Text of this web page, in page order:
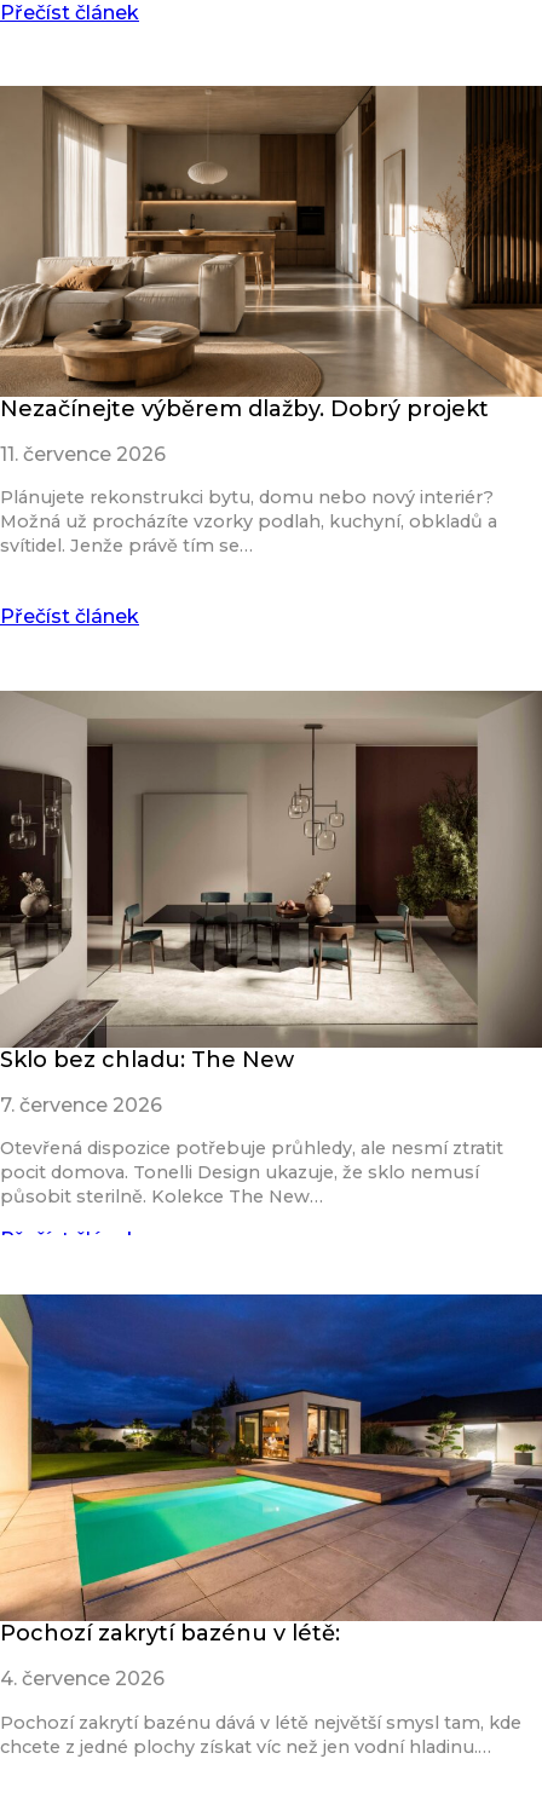
Přečíst článek
Nezačínejte výběrem dlažby. Dobrý projekt
11. července 2026
Plánujete rekonstrukci bytu, domu nebo nový interiér?
Možná už procházíte vzorky podlah, kuchyní, obkladů a
svítidel. Jenže právě tím se…
Přečíst článek
Sklo bez chladu: The New
7. července 2026
Otevřená dispozice potřebuje průhledy, ale nesmí ztratit
pocit domova. Tonelli Design ukazuje, že sklo nemusí
působit sterilně. Kolekce The New…
Přečíst článek
Pochozí zakrytí bazénu v létě:
4. července 2026
Pochozí zakrytí bazénu dává v létě největší smysl tam, kde
chcete z jedné plochy získat víc než jen vodní hladinu.…